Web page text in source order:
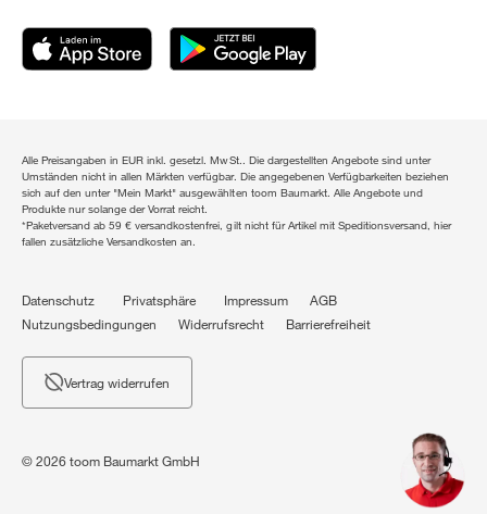
Alle Preisangaben in EUR inkl. gesetzl. MwSt.. Die dargestellten Angebote sind unter
Umständen nicht in allen Märkten verfügbar. Die angegebenen Verfügbarkeiten beziehen
sich auf den unter "Mein Markt" ausgewählten toom Baumarkt. Alle Angebote und
Produkte nur solange der Vorrat reicht.
*Paketversand ab 59 € versandkostenfrei, gilt nicht für Artikel mit Speditionsversand, hier
fallen zusätzliche Versandkosten an.
Datenschutz Privatsphäre Impressum
AGB
Nutzungsbedingungen
Widerrufsrecht Barrierefreiheit
Vertrag widerrufen
© 2026 toom Baumarkt GmbH